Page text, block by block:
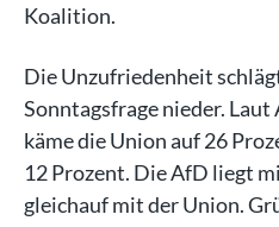
Koalition.
Die Unzufriedenheit
Sonntagsfrage nieder.
käme die Union auf 26
12 Prozent. Die AfD liegt
gleichauf mit der Union.